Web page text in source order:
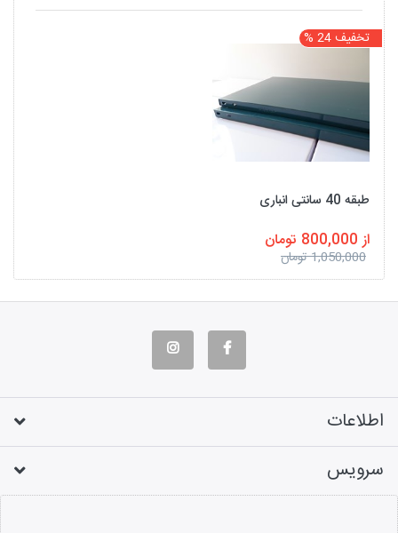
تخفیف 24 %
طبقه 40 سانتی انباری
از 800,000 تومان
1,050,000 تومان
اطلاعات
سرویس